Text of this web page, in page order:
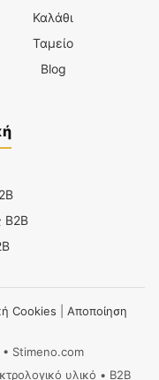
Καλάθι
Ταμείο
Blog
B2B
Cookies
Αποποίηση
Stimeno.com
υλικό • B2B